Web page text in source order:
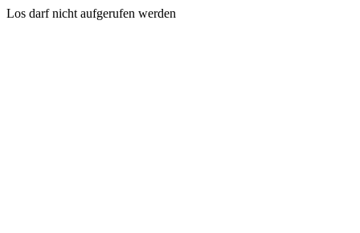
Los darf nicht aufgerufen werden